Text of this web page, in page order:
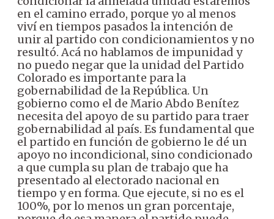
en el camino errado, porque yo al menos
viví en tiempos pasados la intención de
unir al partido con condicionamientos y no
resultó. Acá no hablamos de impunidad y
no puedo negar que la unidad del Partido
Colorado es importante para la
gobernabilidad de la República. Un
gobierno como el de Mario Abdo Benítez
necesita del apoyo de su partido para traer
gobernabilidad al país. Es fundamental que
el partido en función de gobierno le dé un
apoyo no incondicional, sino condicionado
a que cumpla su plan de trabajo que ha
presentado al electorado nacional en
tiempo y en forma. Que ejecute, si no es el
100%, por lo menos un gran porcentaje,